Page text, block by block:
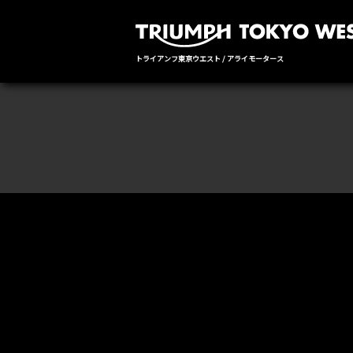
トライアンフ東京ウエスト / アライモータース